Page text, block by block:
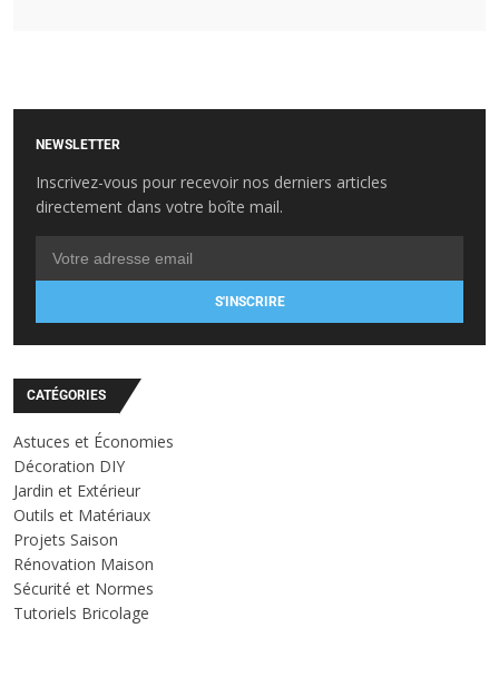
NEWSLETTER
Inscrivez-vous pour recevoir nos derniers articles
directement dans votre boîte mail.
S'INSCRIRE
CATÉGORIES
Astuces et Économies
Décoration DIY
Jardin et Extérieur
Outils et Matériaux
Projets Saison
Rénovation Maison
Sécurité et Normes
Tutoriels Bricolage